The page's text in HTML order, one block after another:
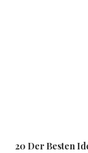
20 Der Besten